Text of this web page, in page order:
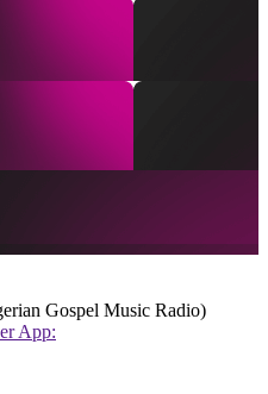
Gospel Music Radio)
App: